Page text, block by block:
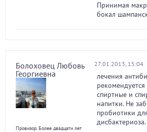
Принимая
бокал
Болоховец Любовь
Георгиевна
Провизор. Более двадцати лет
27.01.2013, 15:04
лечения
рекомендуется
спиртные и
напитки. Не
пробиотики
дисбактериоза.